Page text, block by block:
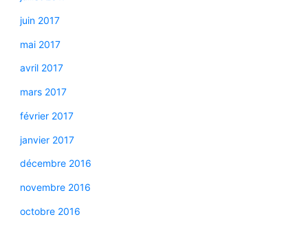
juin 2017
mai 2017
avril 2017
mars 2017
février 2017
janvier 2017
décembre 2016
novembre 2016
octobre 2016